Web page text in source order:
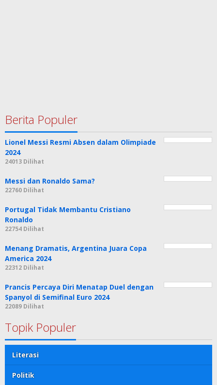
Berita Populer
Lionel Messi Resmi Absen dalam Olimpiade
2024
24013 Dilihat
Messi dan Ronaldo Sama?
22760 Dilihat
Portugal Tidak Membantu Cristiano
Ronaldo
22754 Dilihat
Menang Dramatis, Argentina Juara Copa
America 2024
22312 Dilihat
Prancis Percaya Diri Menatap Duel dengan
Spanyol di Semifinal Euro 2024
22089 Dilihat
Topik Populer
Literasi
Politik